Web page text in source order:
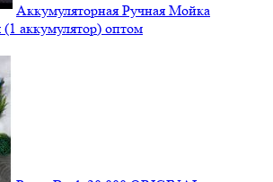
Аккумуляторная Ручная Мойка
аккумулятор) оптом